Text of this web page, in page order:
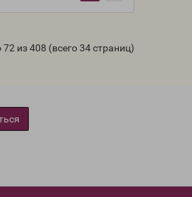
из 408 (всего 34 страниц)